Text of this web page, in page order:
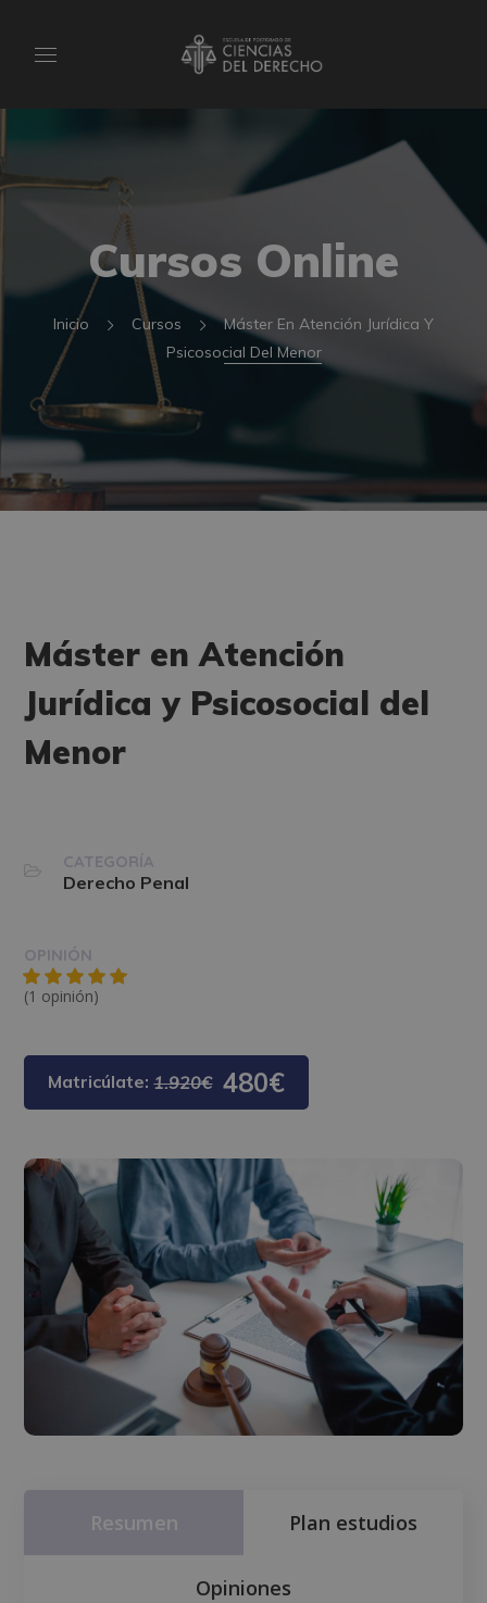
Cursos Online
Inicio Cursos
Máster En Atención Jurídica Y
Psicosocial Del Menor
Máster en Atención
Jurídica y Psicosocial del
Menor
CATEGORÍA
Derecho Penal
OPINIÓN
(1 opinión)
Matricúlate:1.920€ 480€
Resumen Plan estudios
Opiniones